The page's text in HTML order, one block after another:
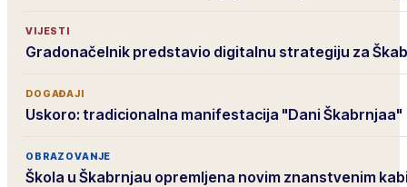
VIJESTI
Gradonačelnik predstavio digitalnu strategiju za
DOGAĐAJI
Uskoro: tradicionalna manifestacija "Dani Škabrnjaa"
OBRAZOVANJE
Škola u Škabrnjau opremljena novim znanstvenim